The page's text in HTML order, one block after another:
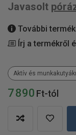
7 890 Ft-tól
Javasolt
További
Írj a termékről
Aktív és